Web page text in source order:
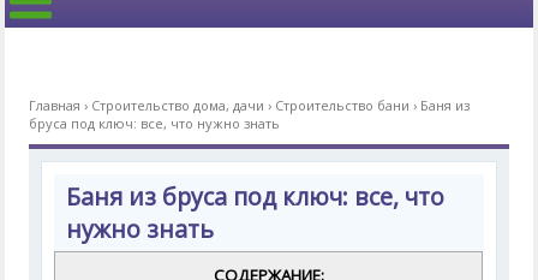
Главная › Строительство дома, дачи › Строительство бани › Баня из
бруса под ключ: все, что нужно знать
Баня из бруса под ключ: все, что
нужно знать
СОДЕРЖАНИЕ: